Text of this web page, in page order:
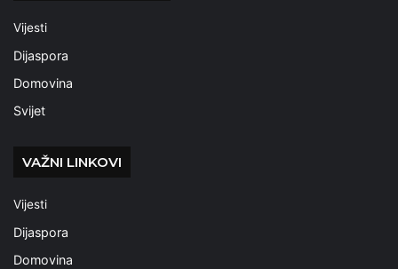
Vijesti
Dijaspora
Domovina
Svijet
VAŽNI LINKOVI
Vijesti
Dijaspora
Domovina